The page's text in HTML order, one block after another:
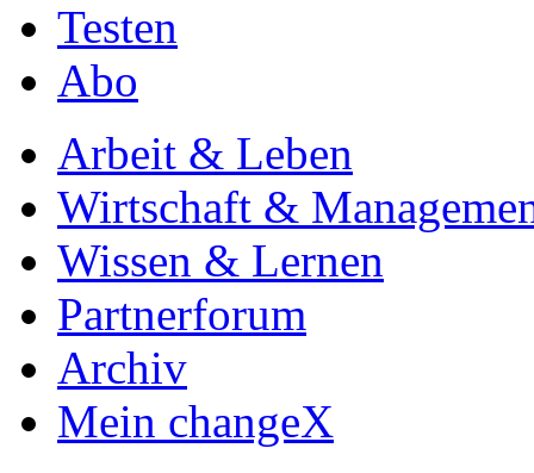
Testen
Abo
Arbeit & Leben
Wirtschaft &
Wissen & Lernen
Partnerforum
Archiv
Mein changeX